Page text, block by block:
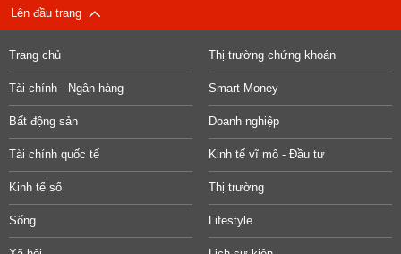
Lên đầu trang
Trang chủ Thị trường chứng khoán
Tài chính - Ngân hàng Smart Money
Bất động sản Doanh nghiệp
Tài chính quốc tế Kinh tế vĩ mô - Đầu tư
Kinh tế số Thị trường
Sống Lifestyle